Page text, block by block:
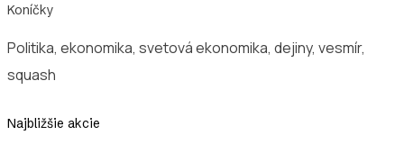
Koníčky
Politika, ekonomika, svetová ekonomika, dejiny, vesmír,
squash
Najbližšie akcie